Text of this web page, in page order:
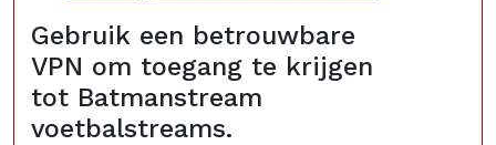
Gebruik een betrouwbare
VPN om toegang te krijgen
tot Batmanstream
voetbalstreams.